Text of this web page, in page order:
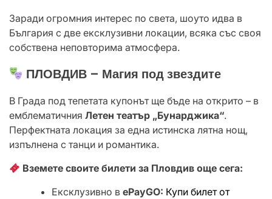
Заради огромния интерес по света, шоуто идва в
България с две ексклузивни локации, всяка със своя
собствена неповторима атмосфера.
ПЛОВДИВ – Магия под звездите
В Града под тепетата купонът ще бъде на открито – в
емблематичния Летен театър „Бунарджика“.
Перфектната локация за една истинска лятна нощ,
изпълнена с танци и романтика.
Вземете своите билети за Пловдив още сега:
Ексклузивно в ePayGO: Купи билет от